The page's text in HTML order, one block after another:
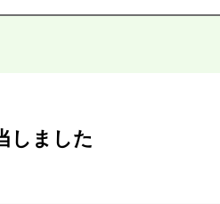
しました